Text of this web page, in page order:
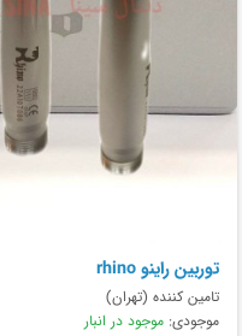
توربین راینو rhino
تامین کننده (تهران)
موجودی: موجود در انبار